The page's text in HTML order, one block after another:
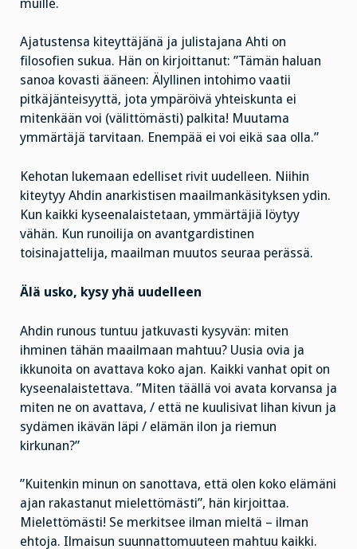
muille.
Ajatustensa kiteyttäjänä ja julistajana Ahti on
filosofien sukua. Hän on kirjoittanut: ”Tämän haluan
sanoa kovasti ääneen: Älyllinen intohimo vaatii
pitkäjänteisyyttä, jota ympäröivä yhteiskunta ei
mitenkään voi (välittömästi) palkita! Muutama
ymmärtäjä tarvitaan. Enempää ei voi eikä saa olla.”
Kehotan lukemaan edelliset rivit uudelleen. Niihin
kiteytyy Ahdin anarkistisen maailmankäsityksen ydin.
Kun kaikki kyseenalaistetaan, ymmärtäjiä löytyy
vähän. Kun runoilija on avantgardistinen
toisinajattelija, maailman muutos seuraa perässä.
Älä usko, kysy yhä uudelleen
Ahdin runous tuntuu jatkuvasti kysyvän: miten
ihminen tähän maailmaan mahtuu? Uusia ovia ja
ikkunoita on avattava koko ajan. Kaikki vanhat opit on
kyseenalaistettava. ”Miten täällä voi avata korvansa ja
miten ne on avattava, / että ne kuulisivat lihan kivun ja
sydämen ikävän läpi / elämän ilon ja riemun
kirkunan?”
”Kuitenkin minun on sanottava, että olen koko elämäni
ajan rakastanut mielettömästi”, hän kirjoittaa.
Mielettömästi! Se merkitsee ilman mieltä – ilman
ehtoja. Ilmaisun suunnattomuuteen mahtuu kaikki.